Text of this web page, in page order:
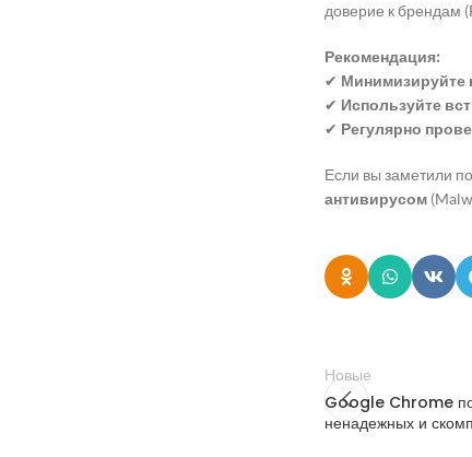
доверие к брендам
Рекомендация:
✔ Минимизируйте
✔ Используйте
✔ Регулярно
Если вы заметили
антивирусом
Новые
Google Chrome
ненадежных и